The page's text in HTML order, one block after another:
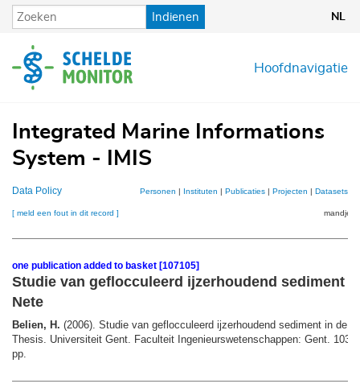
Overslaan
en
de
inhoud
Indienen NL
Hoofdnavigatie
Integrated Marine Informations
System - IMIS
Data Policy Personen | Instituten | Publicaties | Projecten | Datasets
[ meld een fout in dit record ] mandje
one publication added to basket [107105]
Studie van geflocculeerd ijzerhoudend sediment
Nete
Belien, H. (2006). Studie van geflocculeerd ijzerhoudend sediment in de
Thesis. Universiteit Gent. Faculteit Ingenieurswetenschappen: Gent. 103
pp.